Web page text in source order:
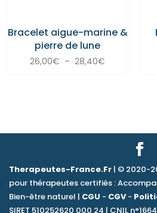
Bracelet aigue-marine &
pierre de lune
26,00€ – 28,40€
Therapeutes-France.Fr | © 2020-
pour thérapeutes certifiés :
Bien-être naturel | CGU - CGV-
SIRET 510252620 000 24 | CNIL